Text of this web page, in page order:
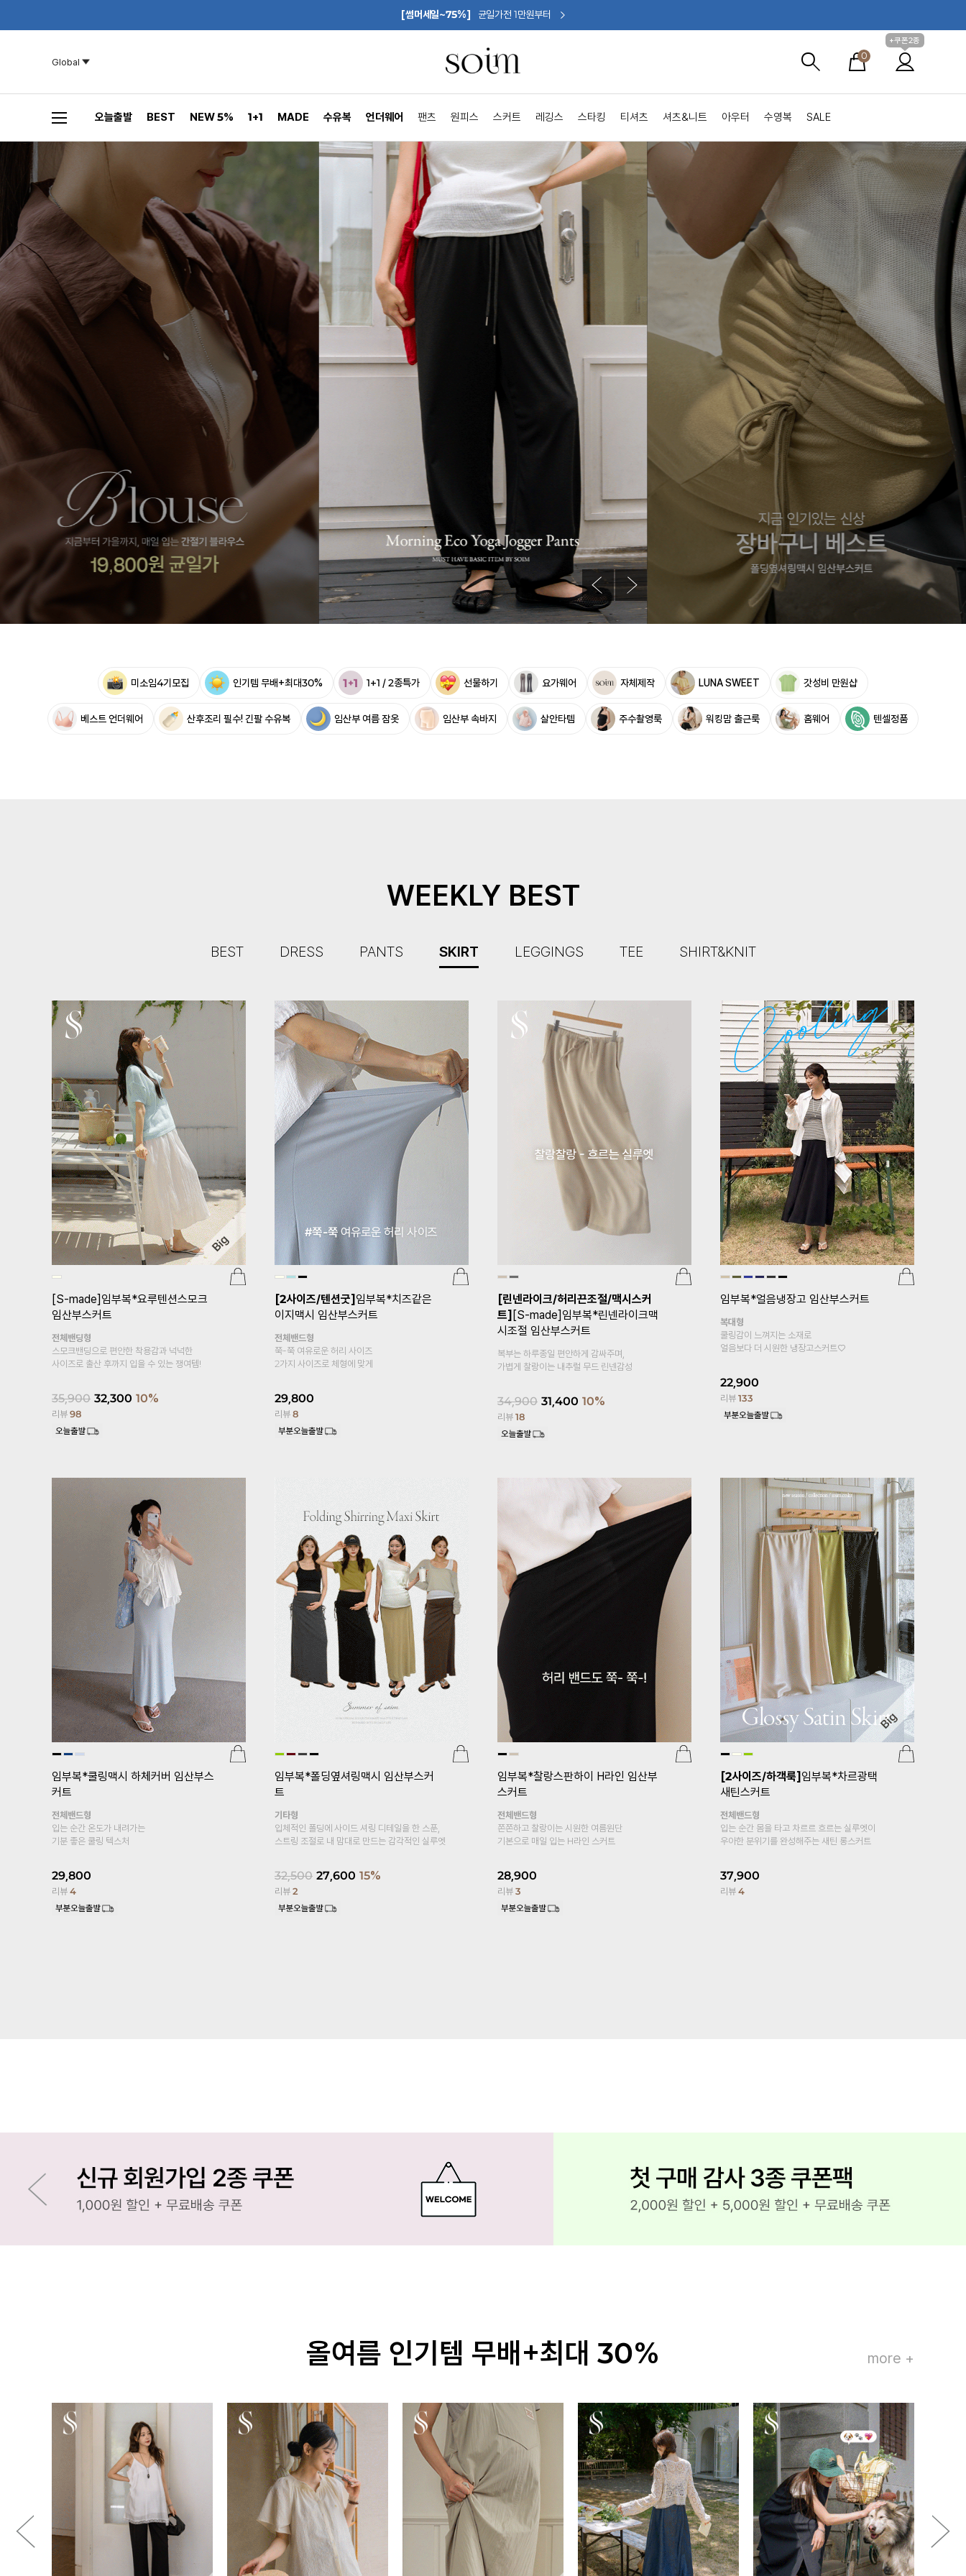
[썸머세일~75%] 균일가전 1만원부터
Global
0
+쿠폰2종
오늘출발 BEST NEW 5% 1+1 MADE 수유복 언더웨어 팬츠 원피스 스커트 레깅스 스타킹 티셔츠 셔츠&니트 아우터 수영복 SALE
미소임4기모집 인기템 무배+최대30% 1+1 / 2종특가 선물하기 요가웨어 자체제작 LUNA SWEET 갓성비 만원샵
베스트 언더웨어 산후조리 필수! 긴팔 수유복 임산부 여름 잠옷 임산부 속바지 살안타템 주수촬영룩 워킹맘 출근룩 홈웨어 텐셀정품
WEEKLY BEST
BEST DRESS PANTS SKIRT LEGGINGS TEE SHIRT&KNIT
[기획특가1+1/여름필수템/2만장돌
파✨]임부복*푸딩스판 5부 임산부레
깅스
복대형
부드러우면서 가볍게 입어보아요~
17,600 15,800 10%
리뷰 2,446
[기획특가1+1][Coolity]임부복*쿨
링터치냉장고5부 임산부레깅스
두겹복대
시원한 쿨링감이 느껴지는
냉장고 소재~
15,800
리뷰 458
[1만장돌파✨/기획특가 1+1]임부복*
말림방지3부 임산부속바지
복대형
속바지 안에 이너 속바지,
홈웨어로 활용도 높은 3부 속바지예요~
18,900 14,900 21%
리뷰 620
[기획특가 1+1]임부복*푸딩스판 10
부 임산부레깅스
복대형
봄, 여름 착용하기 좋은 레이온 소재의
19,800
리뷰13,329
[기획특가 1+1]임부복*뉴컴포트 임
산부레깅스
기타형
원피스, 롱티안에 속바지로 입으세요
4부기장 추가!
13,900
리뷰 6,100
er.5부)
24,000
리뷰95
[홀릭텐션/코트나/2기장/임부레깅
스][S-made]임부복*2TYPE홀릭
텐션코트나 임산부레깅스
두겹복대형
쫀득한 텐션감에 반할듯 *.*
13,500
리뷰4
산부속바지
복대형
부들부들 차르르 레이온 소재로
피부에 자극없는 바디감~
리뷰1,425
올여름 인기템 무배+최대 30% more +